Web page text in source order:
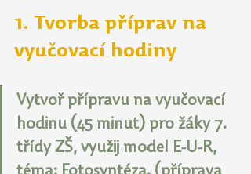
1. Tvorba příprav na
vyučovací hodiny
Vytvoř přípravu na vyučovací
hodinu (45 minut) pro žáky 7.
třídy ZŠ, využij model E-U-R,